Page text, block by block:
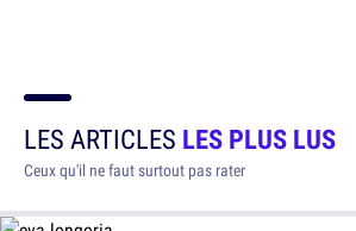
LES ARTICLES LES PLUS LUS
Ceux qu'il ne faut surtout pas rater